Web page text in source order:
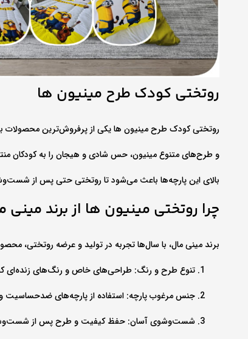
روتختی کودک طرح مینیون‌ ها
روتختی کودک طرح مینیون‌ ها یکی از پرفروش‌ترین محصولات
و طرح‌های متنوع مینیون، حس شادی و هیجان را به کودکان
بالای این پارچه‌ها باعث می‌شود تا روتختی حتی پس از
چرا روتختی مینیون‌ ها از برند مینی‌
برند مینی‌ مال، با سال‌ها تجربه در تولید و عرضه روتختی،
تنوع طرح و رنگ: طراحی‌های خاص و رنگ‌های زنده‌ای
جنس مرغوب پارچه: استفاده از پارچه‌های ضدحساسیت
شست‌وشوی آسان: حفظ کیفیت و طرح پس از